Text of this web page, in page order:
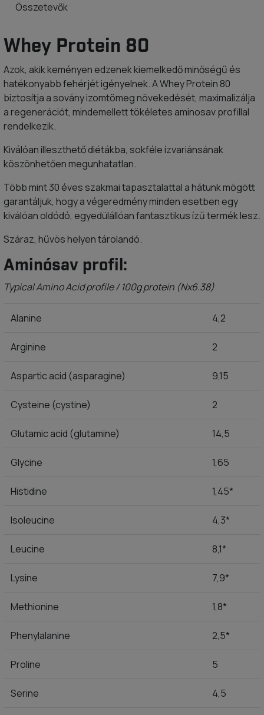
Összetevők
Whey Protein 80
Azok, akik keményen edzenek kiemelkedő minőségű és
hatékonyabb fehérjét igényelnek. A Whey Protein 80
biztosítja a sovány izomtömeg növekedését, maximalizálja
a regenerációt, mindemellett tökéletes aminosav profillal
rendelkezik.
Kiválóan illeszthető diétákba, sokféle ízvariánsának
köszönhetően megunhatatlan.
Több mint 30 éves szakmai tapasztalattal a hátunk mögött
garantáljuk, hogy a végeredmény minden esetben egy
kiválóan oldódó, egyedülállóan fantasztikus ízű termék lesz.
Száraz, hűvös helyen tárolandó.
Aminósav profil:
Typical Amino Acid profile / 100g protein (Nx6.38)
Alanine 4,2
Arginine 2
Aspartic acid (asparagine) 9,15
Cysteine (cystine) 2
Glutamic acid (glutamine) 14,5
Glycine 1,65
Histidine 1,45*
Isoleucine 4,3*
Leucine 8,1*
Lysine 7,9*
Methionine 1,8*
Phenylalanine 2,5*
Proline 5
Serine 4,5